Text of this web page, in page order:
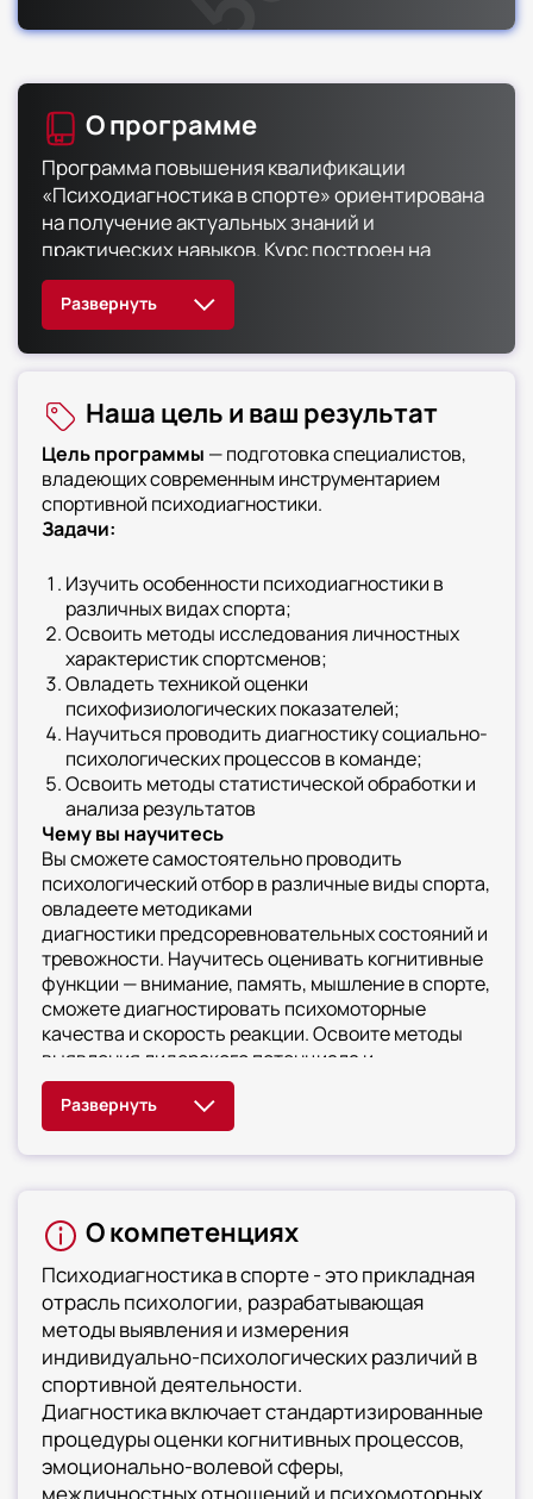
О программе
Программа повышения квалификации
«Психодиагностика в спорте» ориентирована
на получение актуальных знаний и
практических навыков. Курс построен на
изучении современных
диагностических методик и их применении в
спортивной практике. В рамках
курса рассматривается специфика
методов психологического исследования,
психограмма спортивной деятельности,
процедуры психодиагностического
обследования спортсменов. Также
представлены методики
спортсмена, тесты для исследования черт
личности, проективные тесты.
Освещается методология изучения
психофизиологических
особенностей спортсмена, процедуры
социально-психологической
диагностики команды
Наша цель и ваш результат
Цель программы — подготовка специалистов,
владеющих современным инструментарием
спортивной психодиагностики.
Задачи:
Изучить особенности психодиагностики в
различных видах спорта;
Освоить методы исследования личностных
характеристик спортсменов;
Овладеть техникой оценки
психофизиологических показателей;
Научиться проводить диагностику социально-
психологических процессов в команде;
Освоить методы статистической обработки и
анализа результатов
Чему вы научитесь
Вы сможете самостоятельно проводить
психологический отбор в различные виды спорта,
овладеете методиками
диагностики предсоревновательных состояний и
тревожности. Научитесь оценивать когнитивные
функции — внимание, память, мышление в спорте,
сможете диагностировать психомоторные
качества и скорость реакции. Освоите методы
выявления лидерского потенциала и
совместимости в команде, научитесь
использовать специализированное программное
обеспечение для диагностики. Сможете
разрабатывать батареи тестов для конкретных
аналитических отчетов по результатам
диагностики
О компетенциях
Психодиагностика в спорте - это прикладная
отрасль психологии, разрабатывающая
методы выявления и измерения
индивидуально-психологических различий в
спортивной деятельности.
Диагностика включает стандартизированные
процедуры оценки когнитивных процессов,
эмоционально-волевой сферы,
межличностных отношений и психомоторных